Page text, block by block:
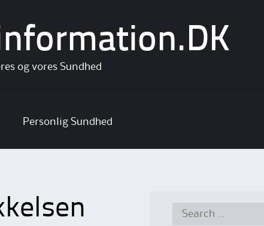
og vores Sundhed
Personlig Sundhed
Search